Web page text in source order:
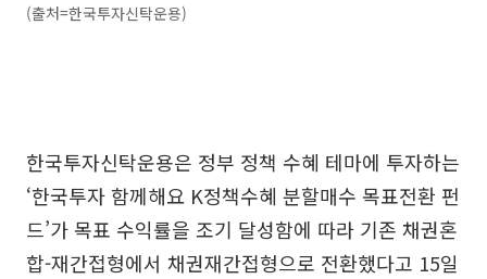
(출처=한국투자신탁운용)
한국투자신탁운용은 정부 정책 수혜 테마에 투자하는
‘한국투자 함께해요 K정책수혜 분할매수 목표전환 펀
드’가 목표 수익률을 조기 달성함에 따라 기존 채권혼
합-재간접형에서 채권재간접형으로 전환했다고 15일